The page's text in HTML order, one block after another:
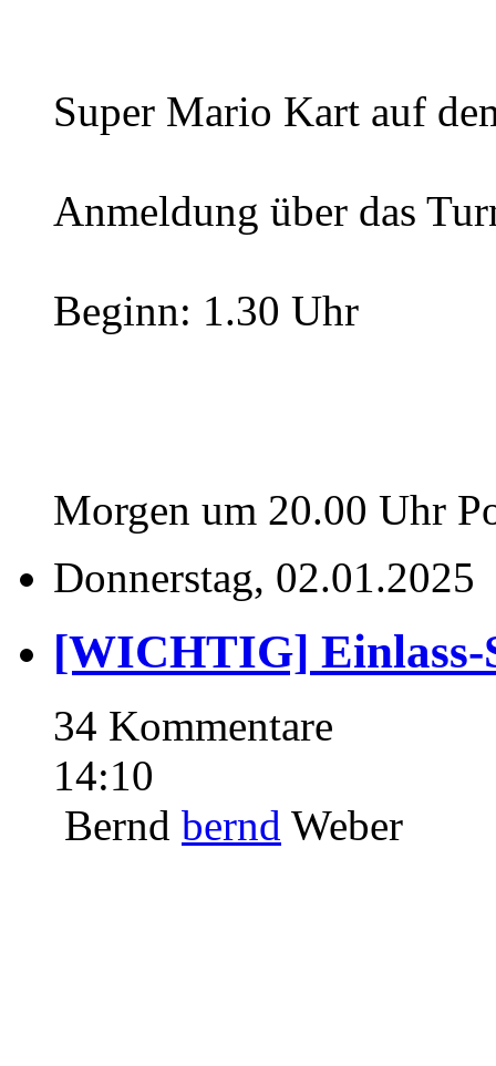
Super Mario Kart auf
Anmeldung über das
Beginn: 1.30 Uhr
Morgen um 20.00 Uhr
Donnerstag, 02.01.2025
[WICHTIG] Einlass-
34 Kommentare
14:10
Bernd bernd Weber